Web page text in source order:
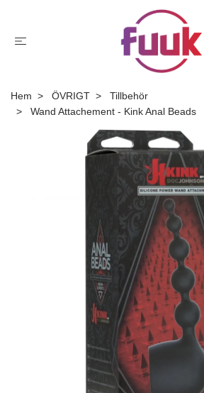
Hem ÖVRIGT
Tillbehör
Wand Attachement - Kink Anal Beads